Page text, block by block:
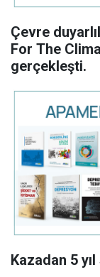
Çevre
For The
gerçekleşti.
Kazadan 5